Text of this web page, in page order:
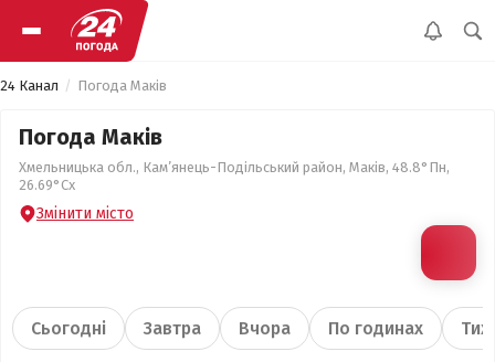
24 Канал Погода Маків
Погода Маків
Хмельницька обл., Кам’янець-Подільський район, Маків, 48.8°Пн,
26.69°Сх
Змінити місто
Сьогодні Завтра Вчора По годинах